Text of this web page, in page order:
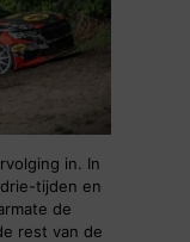
in. In
tijden en
de
rest van de